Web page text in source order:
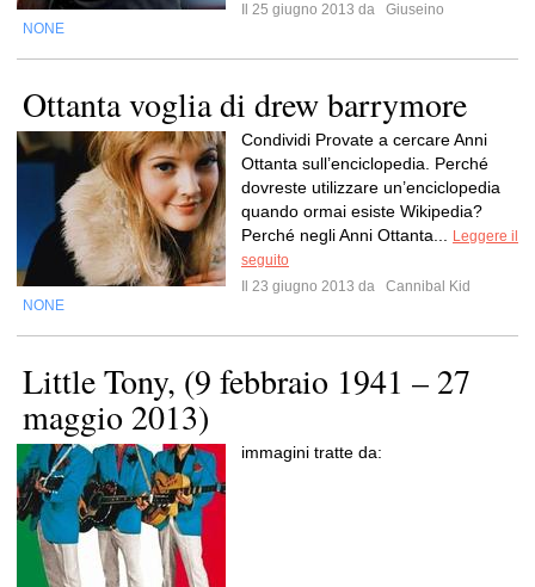
Il 25 giugno 2013 da
Giuseino
NONE
Ottanta voglia di drew barrymore
Condividi Provate a cercare Anni
Ottanta sull’enciclopedia. Perché
dovreste utilizzare un’enciclopedia
quando ormai esiste Wikipedia?
Perché negli Anni Ottanta...
Leggere il
seguito
Il 23 giugno 2013 da
Cannibal Kid
NONE
Little Tony, (9 febbraio 1941 – 27
maggio 2013)
immagini tratte da: